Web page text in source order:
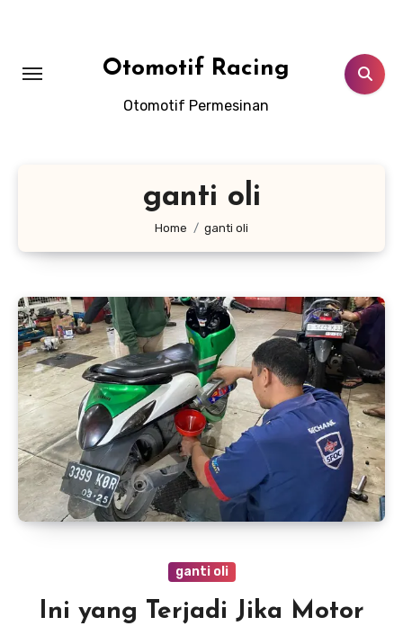
Otomotif Racing
Otomotif Permesinan
ganti oli
Home ganti oli
ganti oli
Ini yang Terjadi Jika Motor